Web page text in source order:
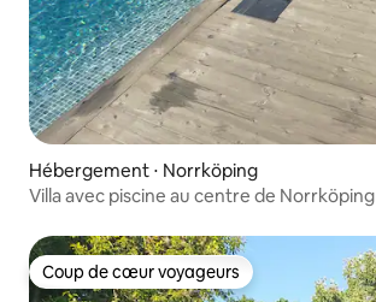
Hébergement ⋅ Norrköping
Villa avec piscine au centre de Norrköping
Coup de cœur voyageurs
Coup de cœur voyageurs